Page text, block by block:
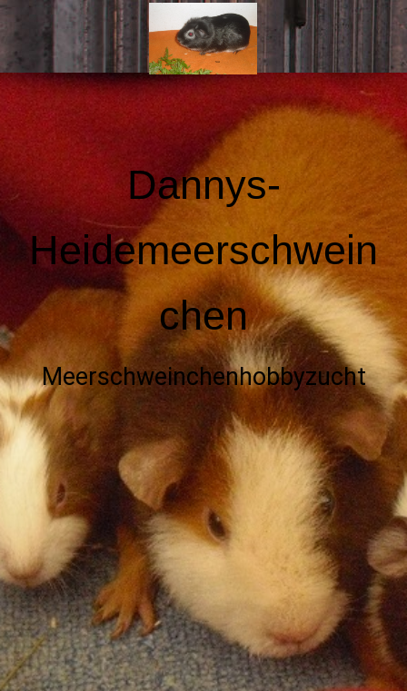
Dannys-
Heidemeerschwein
chen
Meerschweinchenhobbyzucht